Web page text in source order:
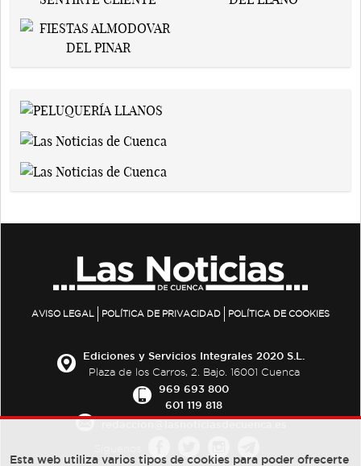
AVISO LEGAL POLÍTICA DE PRIVACIDAD POLÍTICA DE COOKIES
Ediciones y Servicios Integrales 2020 S.L.
Plaza de los Carros, 2. Bajo. 16001 Cuenca
969 693 800
601 119 818
Esta web utiliza varios tipos de cookies para poder ofrecerte